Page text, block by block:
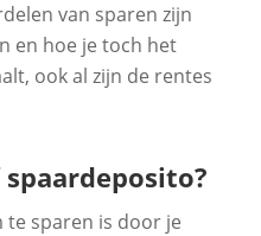
van sparen zijn
en hoe je toch het
ook al zijn de rentes
te sparen is door je